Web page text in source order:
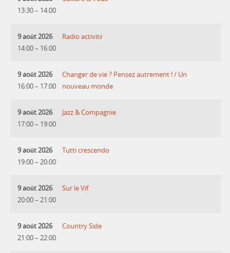
13:30– 14:00
9 août 2026
14:00– 16:00
Radio activité
9 août 2026
16:00– 17:00
Changer de vie ? Pensez autrement ! / Un
nouveau monde
9 août 2026
17:00– 19:00
Jazz & Compagnie
9 août 2026
19:00– 20:00
Tutti crescendo
9 août 2026
20:00– 21:00
Sur le Vif
9 août 2026
21:00– 22:00
Country Side